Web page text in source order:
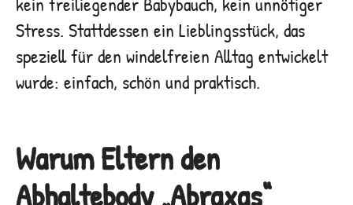
Stress. Stattdessen ein Lieblingsstück, das
speziell für den windelfreien Alltag entwickelt
wurde: einfach, schön und praktisch.
Warum Eltern den
Abhaltebody „Abraxas“